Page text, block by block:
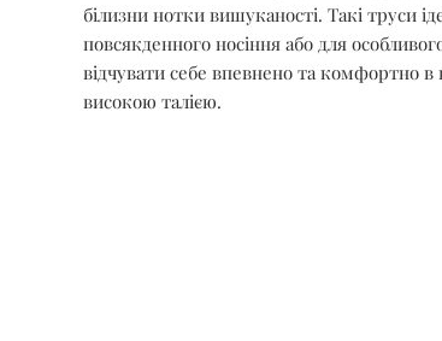
білизни нотки вишуканості. Такі труси
повсякденного носіння або для
відчувати себе впевнено та комфортно в
високою талією.